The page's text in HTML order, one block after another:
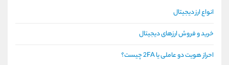
انواع ارز دیجیتال
خرید و فروش ارزهای دیجیتال
احراز هویت دو عاملی یا 2FA چیست؟